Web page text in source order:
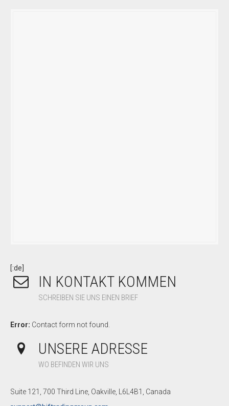
[:de]
IN KONTAKT KOMMEN
SCHREIBEN SIE UNS EINEN BRIEF
Error: Contact form not found.
UNSERE ADRESSE
WO BEFINDEN WIR UNS
Suite 121, 700 Third Line, Oakville, L6L4B1, Canada